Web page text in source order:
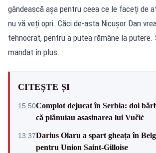
gândească așa pentru ceea ce le faceți de
nu vă veți opri. Căci de-asta Nicușor Dan
tehnocrat, pentru a putea rămâne la putere.
mandat în plus.
CITEȘTE ȘI
15:50Complot dejucat în Serbia: doi
că plănuiau asasinarea lui Vučić
13:37Darius Olaru a spart gheața în
pentru Union Saint-Gilloise